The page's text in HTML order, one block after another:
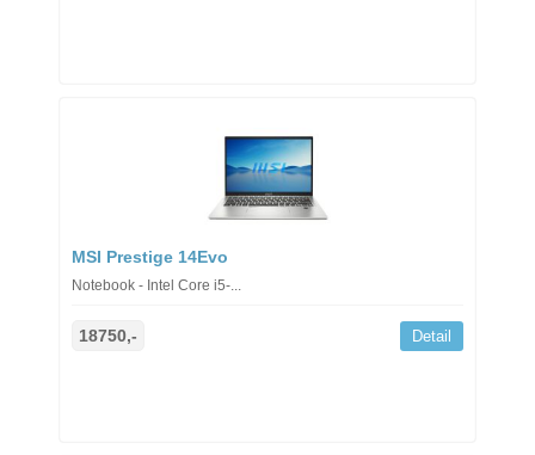
MSI Prestige 14Evo
Notebook - Intel Core i5-...
18750,- Detail